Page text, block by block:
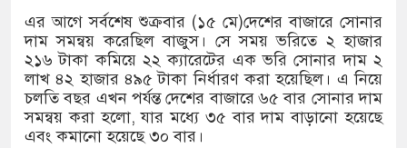
এর আগে সর্বশেষ শুক্রবার (১৫ মে)দেশের বাজারে সোনার
দাম সমন্বয় করেছিল বাজুস। সে সময় ভরিতে ২ হাজার
২১৬ টাকা কমিয়ে ২২ ক্যারেটের এক ভরি সোনার দাম ২
লাখ ৪২ হাজার ৪৯৫ টাকা নির্ধারণ করা হয়েছিল। এ নিয়ে
চলতি বছর এখন পর্যন্ত দেশের বাজারে ৬৫ বার সোনার দাম
সমন্বয় করা হলো, যার মধ্যে ৩৫ বার দাম বাড়ানো হয়েছে
এবং কমানো হয়েছে ৩০ বার।